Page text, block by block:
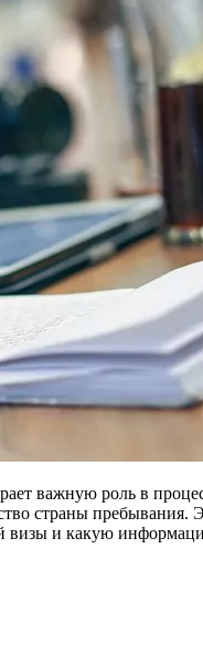
важную роль в
страны пребывания.
визы и какую